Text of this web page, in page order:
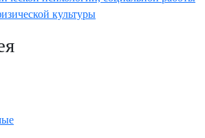
культуры